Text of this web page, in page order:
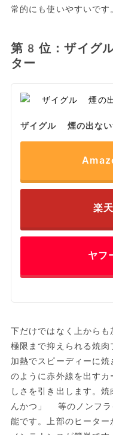
常的にも使いやすいです
第8位：ザイグ
ター
ザイグル 煙の出ない
楽
ヤフ
下だけではなく上から
極限まで抑えられる焼
加熱でスピーディーに
のように赤外線を出す
しさを引き出します。
んかつ」 等のノンフラ
能です。上部のヒータ